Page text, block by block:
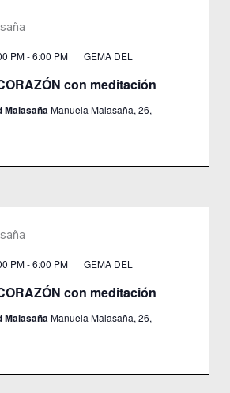
con meditación
PM-6:00 PM
GEMA DEL
MalasañaManuela Malasaña, 26,
con meditación
PM-6:00 PM
GEMA DEL
MalasañaManuela Malasaña, 26,